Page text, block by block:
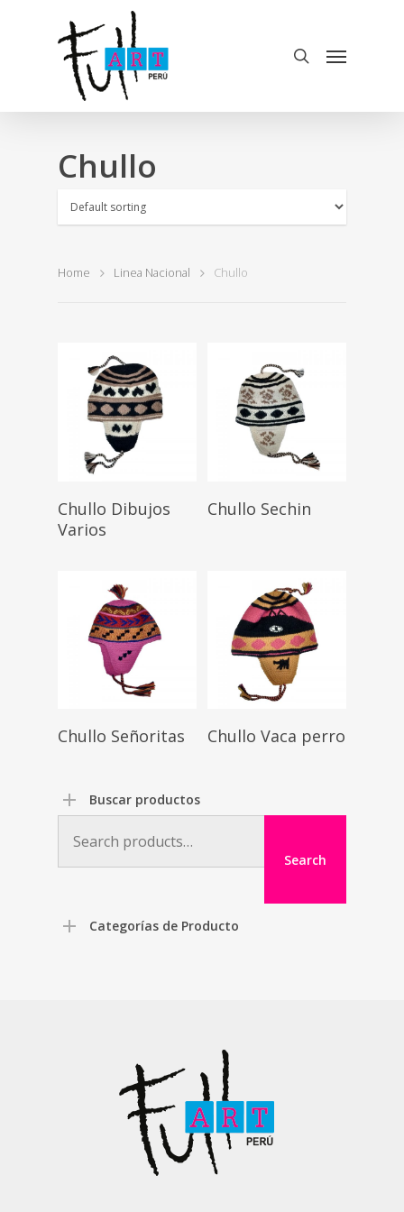
Chullo
Home Linea Nacional Chullo
Chullo Dibujos
Varios
Chullo Sechin
Chullo Señoritas Chullo Vaca perro
Buscar productos
for:
Search
Categorías de Producto